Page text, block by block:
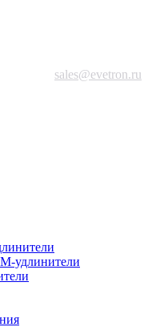
sales@evetron.ru
удлинители